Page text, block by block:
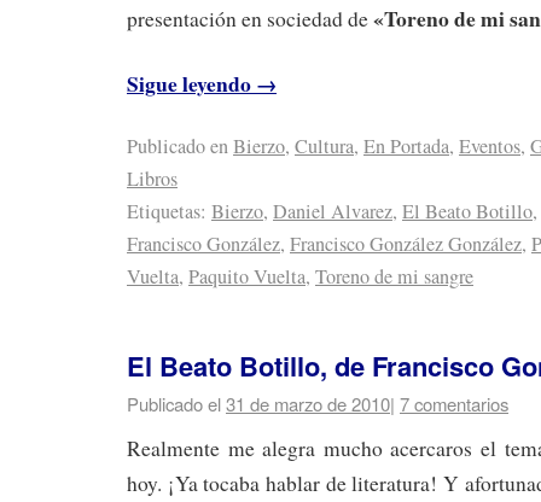
presentación en sociedad de«Toreno de mi
Sigue leyendo→
Publicado enBierzo, Cultura, En Portada, Eventos,
Libros
Etiquetas: Bierzo, Daniel Alvarez, El Beato Botillo,
Francisco González, Francisco González González,
Vuelta, Paquito Vuelta, Toreno de mi sangre
El Beato Botillo, de Francisco
Publicado el31 de marzo de 2010| 7 comentarios
Realmente me alegra mucho acercaros el
hoy. ¡Ya tocaba hablar de literatura! Y